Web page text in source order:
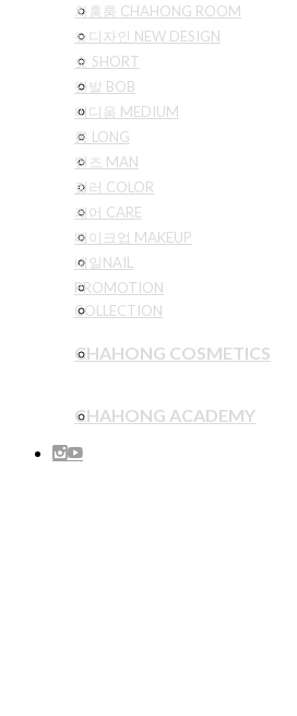
차홍룸 CHAHONG ROOM
뉴디자인 NEW DESIGN
숏 SHORT
단발 BOB
미디움 MEDIUM
롱 LONG
맨즈 MAN
컬러 COLOR
케어 CARE
메이크업 MAKEUP
네일NAIL
PROMOTION
COLLECTION
CHAHONG COSMETICS
CHAHONG ACADEMY